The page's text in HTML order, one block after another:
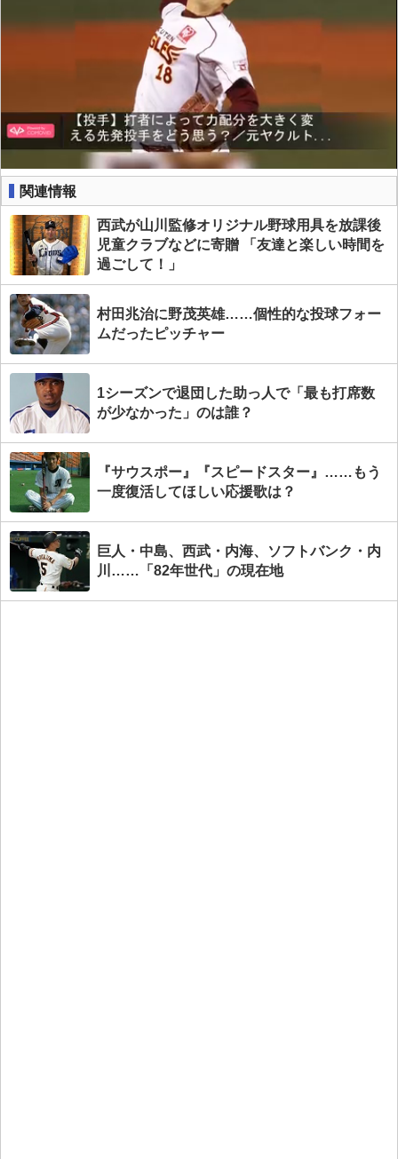
関連情報
西武が山川監修オリジナル野球用具を放課後
児童クラブなどに寄贈 「友達と楽しい時間を
過ごして！」
村田兆治に野茂英雄……個性的な投球フォー
ムだったピッチャー
1シーズンで退団した助っ人で「最も打席数
が少なかった」のは誰？
『サウスポー』『スピードスター』……もう
一度復活してほしい応援歌は？
巨人・中島、西武・内海、ソフトバンク・内
川……「82年世代」の現在地